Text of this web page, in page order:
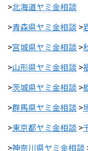
>北海道ヤミ金相談
>青森県ヤミ金相談 >
>宮城県ヤミ金相談 >
>山形県ヤミ金相談 >
>茨城県ヤミ金相談 >
>群馬県ヤミ金相談 >
>東京都ヤミ金相談 >
>神奈川県ヤミ金相談